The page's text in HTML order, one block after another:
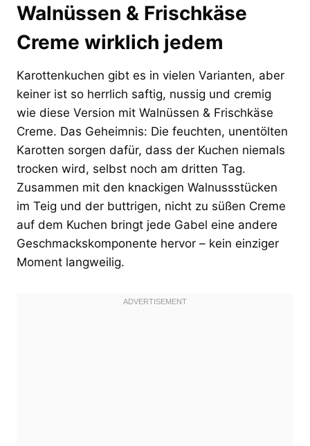
Walnüssen & Frischkäse
Creme wirklich jedem
Karottenkuchen gibt es in vielen Varianten, aber
keiner ist so herrlich saftig, nussig und cremig
wie diese Version mit Walnüssen & Frischkäse
Creme. Das Geheimnis: Die feuchten, unentölten
Karotten sorgen dafür, dass der Kuchen niemals
trocken wird, selbst noch am dritten Tag.
Zusammen mit den knackigen Walnussstücken
im Teig und der buttrigen, nicht zu süßen Creme
auf dem Kuchen bringt jede Gabel eine andere
Geschmackskomponente hervor – kein einziger
Moment langweilig.